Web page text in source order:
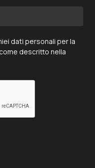
dati personali per la
descritto nella